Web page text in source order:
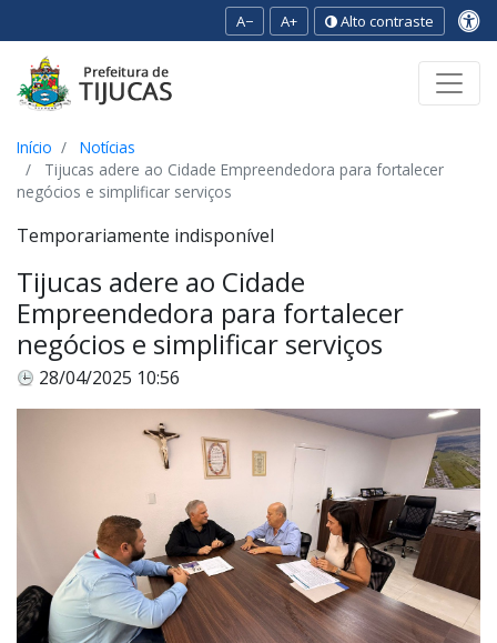
A− A+ Alto contraste
Início
Notícias
Tijucas adere ao Cidade Empreendedora para fortalecer
negócios e simplificar serviços
Temporariamente indisponível
Tijucas adere ao Cidade
Empreendedora para fortalecer
negócios e simplificar serviços
28/04/2025 10:56